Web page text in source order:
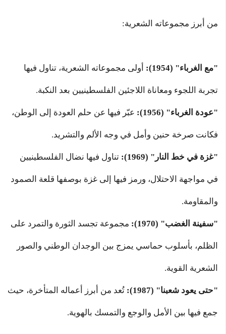
من أبرز مجموعاته الشعرية:
"مع الغرباء" (1954): أولى مجموعاته الشعرية، تناول فيها
تجربة اللجوء ومعاناة اللاجئين الفلسطينيين بعد النكبة.
"عودة الغرباء" (1956): عبّر فيها عن حلم العودة إلى الوطن،
فكانت صرخة حنين وأمل في وجه الألم والتشريد.
"غزة في خط النار" (1969): تناول فيها نضال الفلسطينيين
في مواجهة الاحتلال، ورمز فيها إلى غزة بوصفها قلعة الصمود
والمقاومة.
"سفينة الغضب" (1970): مجموعة تجسد الثورة والتمرد على
الظلم، بأسلوب حماسي يمزج بين الوجدان الوطني والصور
الشعرية القوية.
"حتى يعود شعبنا" (1987): تُعد من أبرز أعماله المتأخرة، حيث
جمع فيها بين الأمل والوجع والتمسك بالهوية.